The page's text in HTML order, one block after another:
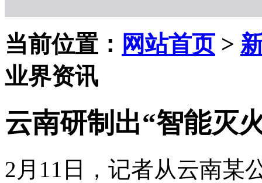
当前位置： 网站首页>
业界资讯
云南研制出“智能灭
2月11日，记者从云南某